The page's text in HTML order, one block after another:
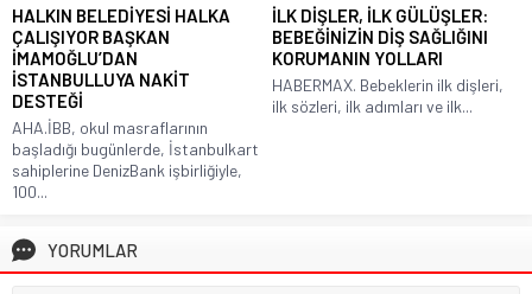
HALKIN BELEDİYESİ HALKA
ÇALIŞIYOR BAŞKAN
İMAMOĞLU’DAN
İSTANBULLUYA NAKİT
DESTEĞİ
AHA.İBB, okul masraflarının
başladığı bugünlerde, İstanbulkart
sahiplerine DenizBank işbirliğiyle,
100...
İLK DİŞLER, İLK GÜLÜŞLER:
BEBEĞİNİZİN DİŞ SAĞLIĞINI
KORUMANIN YOLLARI
HABERMAX. Bebeklerin ilk dişleri,
ilk sözleri, ilk adımları ve ilk...
YORUMLAR